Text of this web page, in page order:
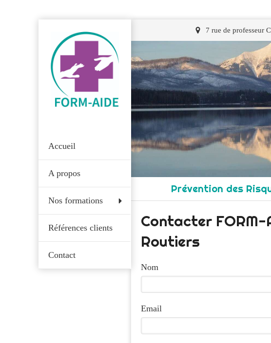
Accueil
A propos
Nos formations
Références clients
Contact
7 rue de professeur
Prévention des
Contacter FORM-
Routiers
Nom
Email